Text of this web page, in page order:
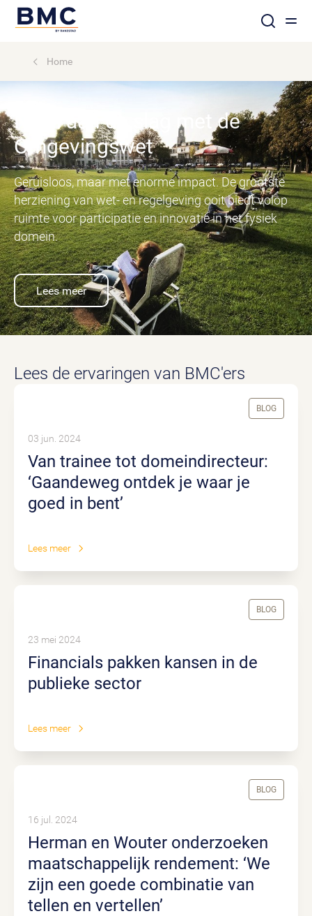
Home
Nu al aan de slag met de
Omgevingswet
Geruisloos, maar met enorme impact. De grootste
herziening van wet- en regelgeving ooit biedt volop
ruimte voor participatie en innovatie in het fysiek
domein.
Lees meer
Lees de ervaringen van BMC'ers
BLOG
Van trainee tot domeindirecteur:
‘Gaandeweg ontdek je waar je
goed in bent’
03 jun. 2024
Lees meer
BLOG
Financials pakken kansen in de
publieke sector
23 mei 2024
Lees meer
BLOG
Herman en Wouter onderzoeken
maatschappelijk rendement: ‘We
zijn een goede combinatie van
tellen en vertellen’
16 jul. 2024